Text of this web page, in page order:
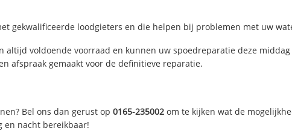
gekwalificeerde loodgieters en die helpen bij problemen met uw
altijd voldoende voorraad en kunnen uw spoedreparatie deze
afspraak gemaakt voor de definitieve reparatie.
Bel ons dan gerust op0165-235002 om te kijken wat de
en nacht bereikbaar!